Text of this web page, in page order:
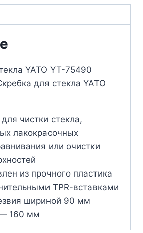
YATO YT-75490
для стекла YATO
чистки стекла,
лакокрасочных
или очистки
из прочного пластика
TPR-вставками
шириной 90 мм
160 мм